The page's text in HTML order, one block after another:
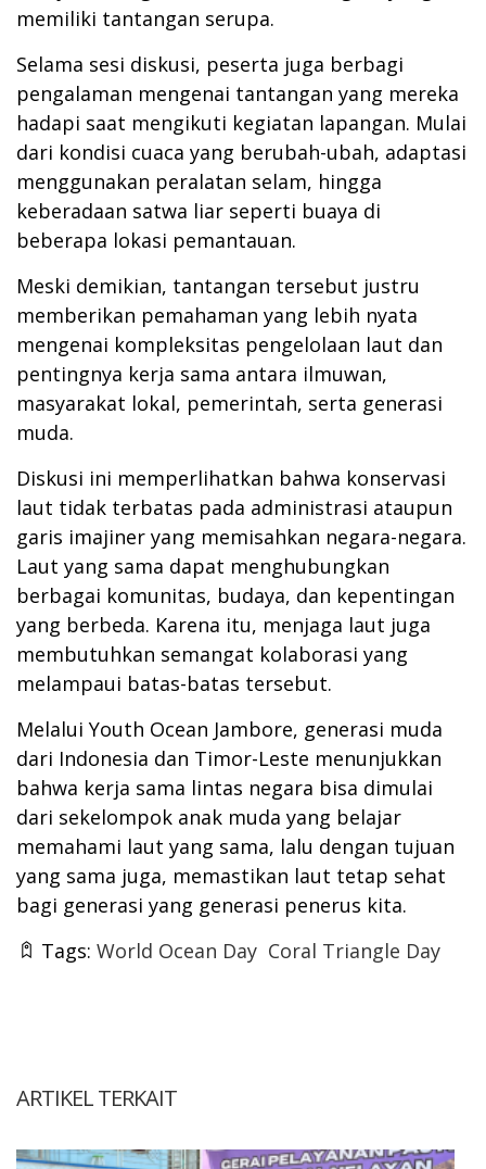
memiliki tantangan serupa.
Selama sesi diskusi, peserta juga berbagi
pengalaman mengenai tantangan yang mereka
hadapi saat mengikuti kegiatan lapangan. Mulai
dari kondisi cuaca yang berubah-ubah, adaptasi
menggunakan peralatan selam, hingga
keberadaan satwa liar seperti buaya di
beberapa lokasi pemantauan.
Meski demikian, tantangan tersebut justru
memberikan pemahaman yang lebih nyata
mengenai kompleksitas pengelolaan laut dan
pentingnya kerja sama antara ilmuwan,
masyarakat lokal, pemerintah, serta generasi
muda.
Diskusi ini memperlihatkan bahwa konservasi
laut tidak terbatas pada administrasi ataupun
garis imajiner yang memisahkan negara-negara.
Laut yang sama dapat menghubungkan
berbagai komunitas, budaya, dan kepentingan
yang berbeda. Karena itu, menjaga laut juga
membutuhkan semangat kolaborasi yang
melampaui batas-batas tersebut.
Melalui Youth Ocean Jambore, generasi muda
dari Indonesia dan Timor-Leste menunjukkan
bahwa kerja sama lintas negara bisa dimulai
dari sekelompok anak muda yang belajar
memahami laut yang sama, lalu dengan tujuan
yang sama juga, memastikan laut tetap sehat
bagi generasi yang generasi penerus kita.
Tags: World Ocean Day Coral Triangle Day
ARTIKEL TERKAIT